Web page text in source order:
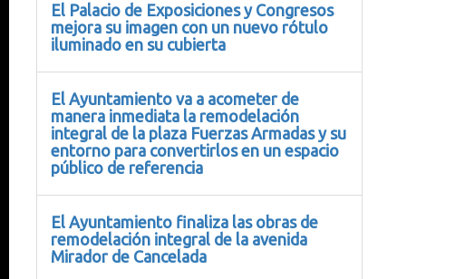
El Palacio de Exposiciones y Congresos
mejora su imagen con un nuevo rótulo
iluminado en su cubierta
El Ayuntamiento va a acometer de
manera inmediata la remodelación
integral de la plaza Fuerzas Armadas y su
entorno para convertirlos en un espacio
público de referencia
El Ayuntamiento finaliza las obras de
remodelación integral de la avenida
Mirador de Cancelada